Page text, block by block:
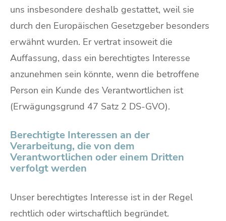
uns insbesondere deshalb gestattet, weil sie
durch den Europäischen Gesetzgeber besonders
erwähnt wurden. Er vertrat insoweit die
Auffassung, dass ein berechtigtes Interesse
anzunehmen sein könnte, wenn die betroffene
Person ein Kunde des Verantwortlichen ist
(Erwägungsgrund 47 Satz 2 DS-GVO).
Berechtigte Interessen an der
Verarbeitung, die von dem
Verantwortlichen oder einem Dritten
verfolgt werden
Unser berechtigtes Interesse ist in der Regel
rechtlich oder wirtschaftlich begründet.